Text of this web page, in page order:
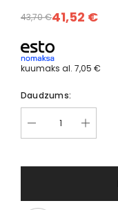
41,52 €
43,70 €
kuumaks al. 7,05 €
Daudzums: